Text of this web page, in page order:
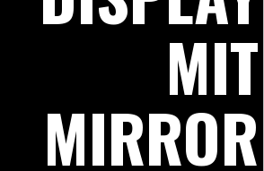
MIT
MIRROR